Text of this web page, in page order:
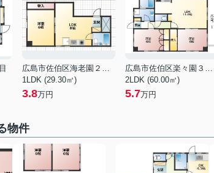
広島市佐伯区海老園２丁目
1LDK (29.30㎡)
3.8万円
広島市佐伯区楽々園３丁目
2LDK (60.00㎡)
5.7万円
物件